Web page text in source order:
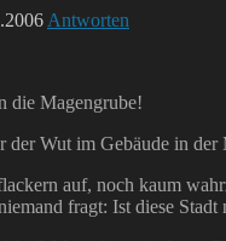
Antworten
die Magengrube!
der Wut im Gebäude in
auf, noch kaum
fragt: Ist diese